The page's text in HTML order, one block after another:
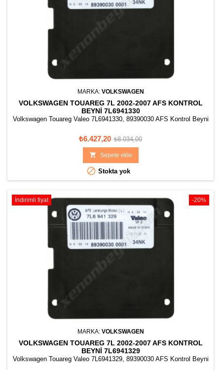
MARKA: VOLKSWAGEN
VOLKSWAGEN TOUAREG 7L 2002-2007 AFS KONTROL
BEYNI 7L6941330
Volkswagen Touareg Valeo 7L6941330, 89390030 AFS Kontrol Beyni
Fiyat
₺6.427,20 Normal
fiyat
₺8.034,00
 Sepete ekle
 Stokta yok
-20%
İndirimli fiyat
MARKA: VOLKSWAGEN
VOLKSWAGEN TOUAREG 7L 2002-2007 AFS KONTROL
BEYNI 7L6941329
Volkswagen Touareg Valeo 7L6941329, 89390030 AFS Kontrol Beyni